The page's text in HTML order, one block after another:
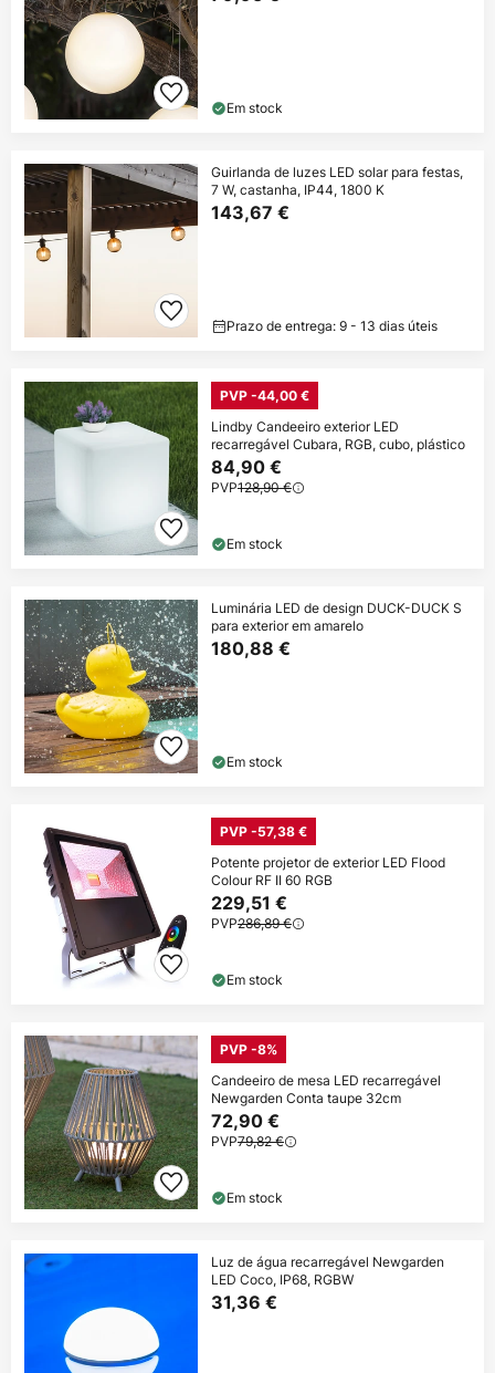
Em stock
Guirlanda de luzes LED solar para festas,
7 W, castanha, IP44, 1800 K
143,67 €
Prazo de entrega: 9 - 13 dias úteis
PVP -44,00 €
Lindby Candeeiro exterior LED
recarregável Cubara, RGB, cubo, plástico
84,90 €
PVP128,90 €
Em stock
Luminária LED de design DUCK-DUCK S
para exterior em amarelo
180,88 €
Em stock
PVP -57,38 €
Potente projetor de exterior LED Flood
Colour RF II 60 RGB
229,51 €
PVP286,89 €
Em stock
PVP -8%
Candeeiro de mesa LED recarregável
Newgarden Conta taupe 32cm
72,90 €
PVP79,82 €
Em stock
Luz de água recarregável Newgarden
LED Coco, IP68, RGBW
31,36 €